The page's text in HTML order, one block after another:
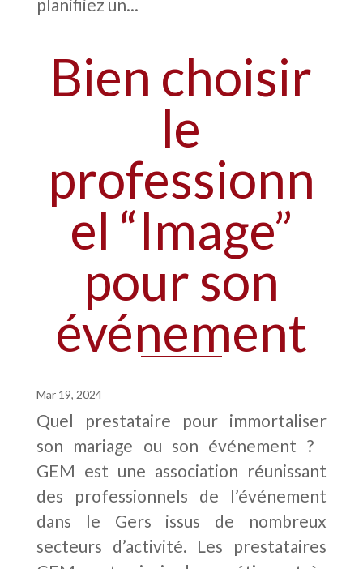
planifiiez un...
Bien choisir
le
professionn
el “Image”
pour son
événement
Mar 19, 2024
Quel prestataire pour immortaliser
son mariage ou son événement ?
GEM est une association réunissant
des professionnels de l’événement
dans le Gers issus de nombreux
secteurs d’activité. Les prestataires